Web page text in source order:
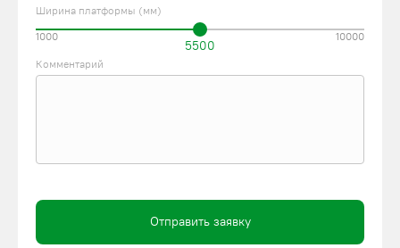
Ширина платформы (мм)
5500
1000 10000
Комментарий
Отправить заявку